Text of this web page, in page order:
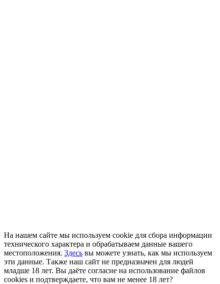
На нашем сайте мы используем cookie для сбора информации
технического характера и обрабатываем данные вашего
местоположения. Здесь вы можете узнать, как мы используем
эти данные. Также наш сайт не предназначен для людей
младше 18 лет. Вы даёте согласие на использование файлов
cookies и подтверждаете, что вам не менее 18 лет?